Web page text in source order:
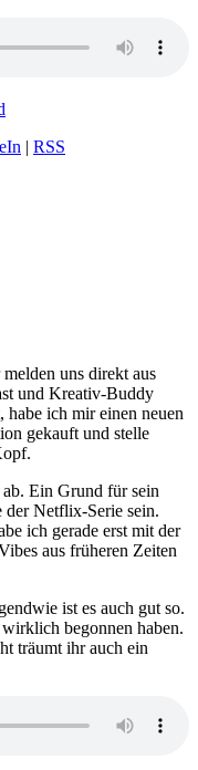
| RSS
uns direkt aus
und Kreativ-Buddy
ich mir einen neuen
gekauft und stelle
Ein Grund für sein
der Netflix-Serie sein.
ich gerade erst mit der
aus früheren Zeiten
ist es auch gut so.
begonnen haben.
träumt ihr auch ein